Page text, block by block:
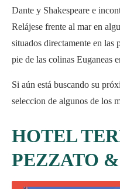
Dante y Shakespeare e
Relájese frente al mar en
situados directamente en las
pie de las colinas Euganeas
Si aún está buscando su
seleccion de algunos de los
HOTEL
PEZZATO